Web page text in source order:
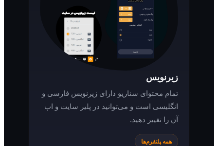
زیرنویس
تمام محتوای سناریو دارای زیرنویس فارسی و
انگلیسی است و می‌توانید در پلیر سایت و اپ
آن را تغییر دهید.
همه پلتفرم‌ها